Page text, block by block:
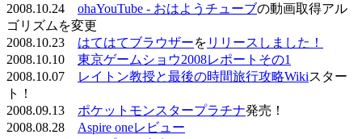
2008.10.24 ohaYouTube - おはようチューブの動画取得アル
ゴリズムを変更
2008.10.23 はてはてブラウザーを リリースしました！
2008.10.10 東京ゲームショウ2008レポートその1
2008.10.07
レイトン教授と最後の時間旅行攻略Wikiスター
ト！
2008.09.13 ポケットモンスタープラチナ発売！
2008.08.28 Aspire oneレビュー